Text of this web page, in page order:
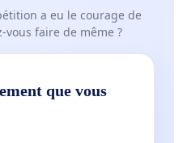
a eu le courage de
vous faire de même ?
que vous